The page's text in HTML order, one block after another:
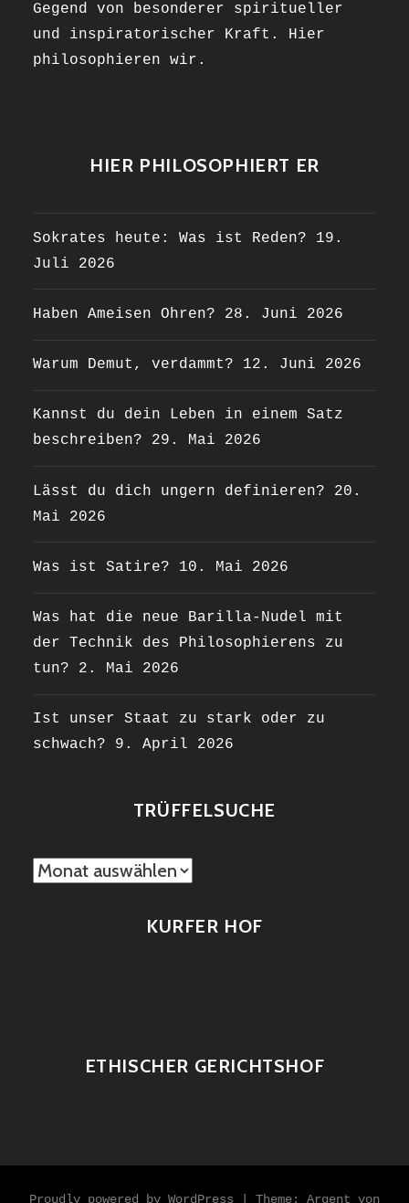
Gegend von besonderer spiritueller
und inspiratorischer Kraft. Hier
philosophieren wir.
HIER PHILOSOPHIERT ER
Sokrates heute: Was ist Reden?
19.
Juli 2026
Haben Ameisen Ohren? 28. Juni 2026
Warum Demut, verdammt? 12. Juni 2026
Kannst du dein Leben in einem Satz
beschreiben?
29. Mai 2026
Lässt du dich ungern definieren?
20.
Mai 2026
Was ist Satire? 10. Mai 2026
Was hat die neue Barilla-Nudel mit
der Technik des Philosophierens zu
tun?
2. Mai 2026
Ist unser Staat zu stark oder zu
schwach?
9. April 2026
TRÜFFELSUCHE
TRÜFFELSUCHE
KURFER HOF
ETHISCHER GERICHTSHOF
Proudly powered by WordPress Theme: Argent von